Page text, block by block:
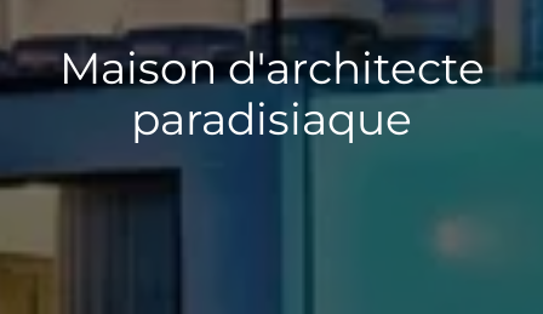
Maison d'architecte
paradisiaque